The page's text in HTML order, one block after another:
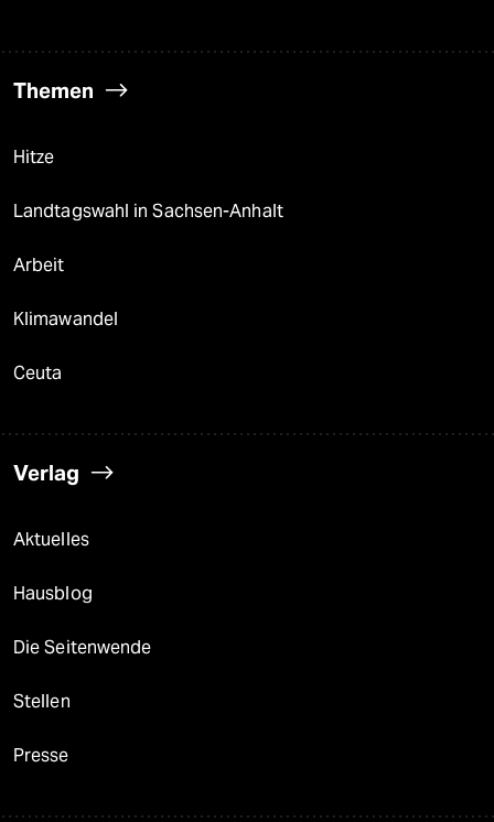
Themen
Hitze
Landtagswahl in Sachsen-Anhalt
Arbeit
Klimawandel
Ceuta
Verlag
Aktuelles
Hausblog
Die Seitenwende
Stellen
Presse